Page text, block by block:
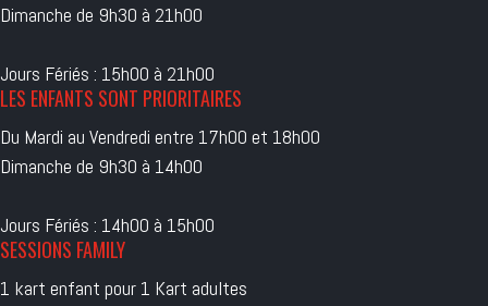
Dimanche de 9h30 à 21h00
Jours Fériés : 15h00 à 21h00
LES ENFANTS SONT PRIORITAIRES
Du Mardi au Vendredi entre 17h00 et 18h00
Dimanche de 9h30 à 14h00
Jours Fériés : 14h00 à 15h00
SESSIONS FAMILY
1 kart enfant pour 1 Kart adultes